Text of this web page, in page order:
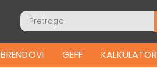
BRENDOVI GEFF KALKULATOR